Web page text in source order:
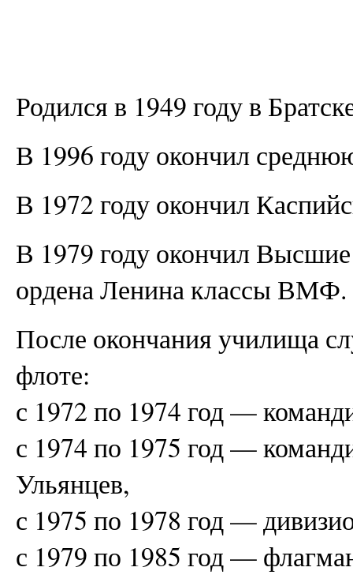
Родился в 1949 году в
В 1996 году окончил
В 1972 году окончил
В 1979 году окончил
ордена Ленина классы ВМФ.
После окончания училища
флоте:
с 1972 по 1974 год —
с 1974 по 1975 год —
Ульянцев,
с 1975 по 1978 год —
с 1979 по 1985 год —